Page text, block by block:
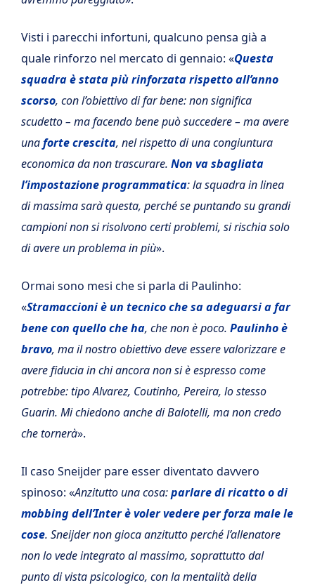
Visti i parecchi infortuni, qualcuno pensa già a
quale rinforzo nel mercato di gennaio: «Questa
squadra è stata più rinforzata rispetto all’anno
scorso, con l’obiettivo di far bene: non significa
scudetto – ma facendo bene può succedere – ma avere
unaforte crescita, nel rispetto di una congiuntura
economica da non trascurare. Non va sbagliata
l’impostazione programmatica: la squadra in linea
di massima sarà questa, perché se puntando su grandi
campioni non si risolvono certi problemi, si rischia solo
di avere un problema in più».
Ormai sono mesi che si parla di Paulinho:
«Stramaccioni è un tecnico che sa adeguarsi a far
bene con quello che ha, che non è poco. Paulinho è
bravo, ma il nostro obiettivo deve essere valorizzare e
avere fiducia in chi ancora non si è espresso come
potrebbe: tipo Alvarez, Coutinho, Pereira, lo stesso
Guarin. Mi chiedono anche di Balotelli, ma non credo
che tornerà».
Il caso Sneijder pare esser diventato davvero
spinoso: «Anzitutto una cosa:parlare di ricatto o di
mobbing dell’Inter è voler vedere per forza male le
cose. Sneijder non gioca anzitutto perché l’allenatore
non lo vede integrato al massimo, soprattutto dal
punto di vista psicologico, con la mentalità della